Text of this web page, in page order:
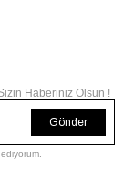
Haberiniz Olsun !
Gönder